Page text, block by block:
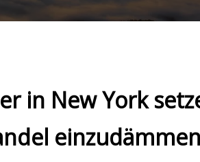
in New York
einzudämmen